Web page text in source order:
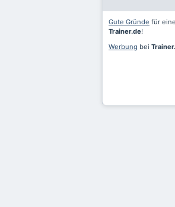
Gute Gründe für
Trainer.de!
Werbung bei